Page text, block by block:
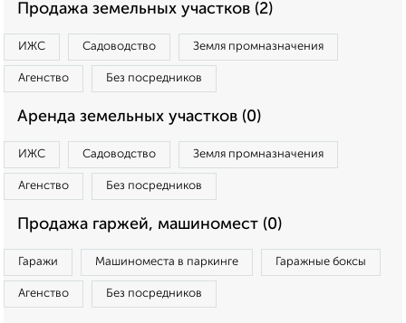
Продажа земельных участков (2)
ИЖС Садоводство Земля промназначения
Агенство Без посредников
Аренда земельных участков (0)
ИЖС Садоводство Земля промназначения
Агенство Без посредников
Продажа гаржей, машиномест (0)
Гаражи Машиноместа в паркинге Гаражные боксы
Агенство Без посредников